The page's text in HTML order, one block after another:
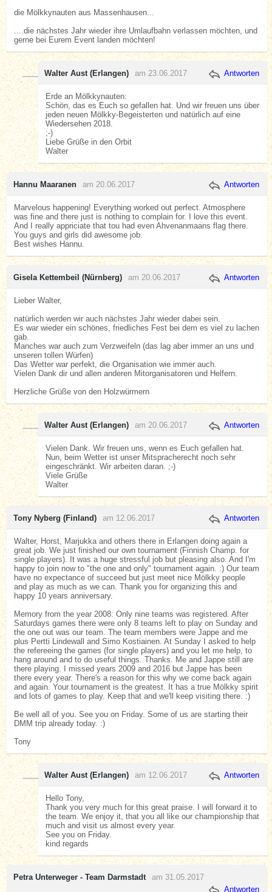
die Mölkkynauten aus Massenhausen...
....die nächstes Jahr wieder ihre Umlaufbahn verlassen möchten, und
gerne bei Eurem Event landen möchten!
Walter Aust (Erlangen) am 23.06.2017 Antworten
Erde an Mölkkynauten:
Schön, das es Euch so gefallen hat. Und wir freuen uns über
jeden neuen Mölkky-Begeisterten und natürlich auf eine
Wiedersehen 2018.
;-)
Liebe Grüße in den Orbit
Walter
Hannu Maaranen am 20.06.2017 Antworten
Marvelous happening! Everything worked out perfect. Atmosphere
was fine and there just is nothing to complain for. I love this event.
And I really appriciate that tou had even Ahvenanmaans flag there.
You guys and girls did awesome job.
Best wishes Hannu.
Gisela Kettembeil (Nürnberg) am 20.06.2017 Antworten
Lieber Walter,
natürlich werden wir auch nächstes Jahr wieder dabei sein.
Es war wieder ein schönes, friedliches Fest bei dem es viel zu lachen
gab.
Manches war auch zum Verzweifeln (das lag aber immer an uns und
unseren tollen Würfen)
Das Wetter war perfekt, die Organisation wie immer auch.
Vielen Dank dir und allen anderen Mitorganisatoren und Helfern.
Herzliche Grüße von den Holzwürmern
Walter Aust (Erlangen) am 20.06.2017 Antworten
Vielen Dank. Wir freuen uns, wenn es Euch gefallen hat.
Nun, beim Wetter ist unser Mitspracherecht noch sehr
eingeschränkt. Wir arbeiten daran. ;-)
Viele Grüße
Walter
Tony Nyberg (Finland) am 12.06.2017 Antworten
Walter, Horst, Marjukka and others there in Erlangen doing again a
great job. We just finished our own tournament (Finnish Champ. for
single players). It was a huge stressful job but pleasing also. And I'm
happy to join now to "the one and only" tournament again. :) Our team
have no expectance of succeed but just meet nice Mölkky people
and play as much as we can. Thank you for organizing this and
happy 10 years anniversary.
Memory from the year 2008: Only nine teams was registered. After
Saturdays games there were only 8 teams left to play on Sunday and
the one out was our team. The team members were Jappe and me
plus Pertti Lindewall and Simo Kostiainen. At Sunday I asked to help
the refereeing the games (for single players) and you let me help, to
hang around and to do useful things. Thanks. Me and Jappe still are
there playing. I missed years 2009 and 2016 but Jappe has been
there every year. There's a reason for this why we come back again
and again. Your tournament is the greatest. It has a true Mölkky spirit
and lots of games to play. Keep that and we'll keep visiting there. :)
Be well all of you. See you on Friday. Some of us are starting their
DMM trip already today. :)
Tony
Walter Aust (Erlangen) am 12.06.2017 Antworten
Hello Tony,
Thank you very much for this great praise. I will forward it to
the team. We enjoy it, that you all like our championship that
much and visit us almost every year.
See you on Friday.
kind regards
Petra Unterweger - Team Darmstadt
am 31.05.2017
Antworten